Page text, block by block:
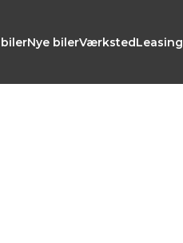
Nye bilerVærkstedLeasing